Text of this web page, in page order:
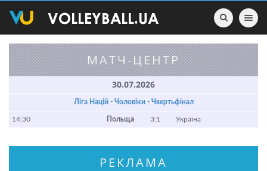
Toggle
МАТЧ-ЦЕНТР
30.07.2026
Ліга Націй - Чоловіки - Чвертьфінал
14:30 Польща 3:1 Україна
РЕКЛАМА